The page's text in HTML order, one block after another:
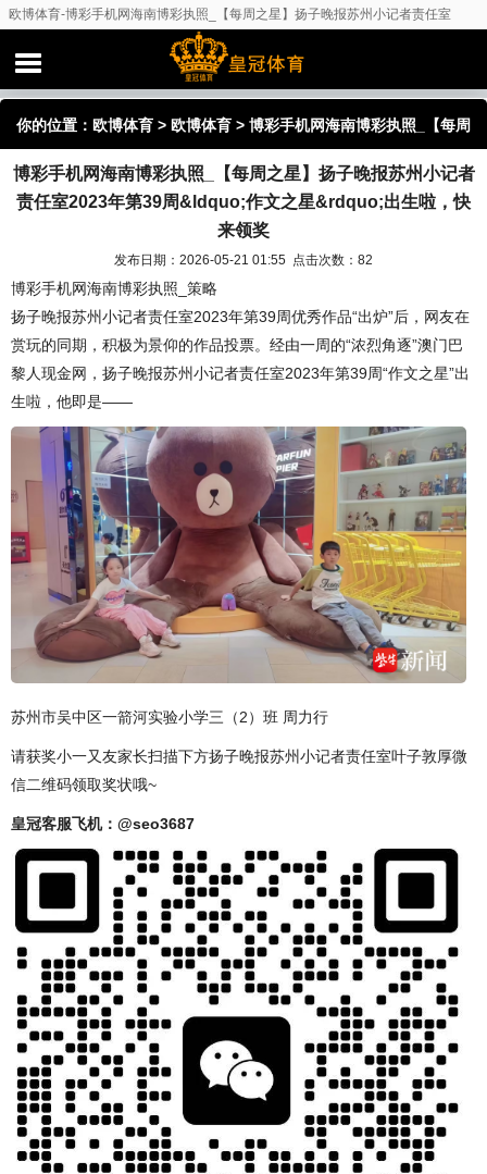
欧博体育-博彩手机网海南博彩执照_【每周之星】扬子晚报苏州小记者责任室
2023年第39周&ldquo;作文之星&rdquo;出生啦，快来领奖
你的位置： 欧博体育 > 欧博体育 > 博彩手机网海南博彩执照_【每周
之星】扬子晚报苏州小记者责任室2023年第39周&ldquo;作文之星
博彩手机网海南博彩执照_【每周之星】扬子晚报苏州小记者
责任室2023年第39周&ldquo;作文之星&rdquo;出生啦，快
来领奖
发布日期：2026-05-21 01:55 点击次数：82
博彩手机网海南博彩执照_策略
扬子晚报苏州小记者责任室2023年第39周优秀作品“出炉”后，网友在
赏玩的同期，积极为景仰的作品投票。经由一周的“浓烈角逐”澳门巴
黎人现金网，扬子晚报苏州小记者责任室2023年第39周“作文之星”出
生啦，他即是——
苏州市吴中区一箭河实验小学三（2）班 周力行
请获奖小一又友家长扫描下方扬子晚报苏州小记者责任室叶子敦厚微
信二维码领取奖状哦~
皇冠客服飞机：@seo3687